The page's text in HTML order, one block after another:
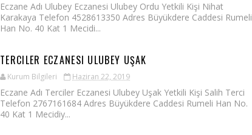
Eczane Adı Ulubey Eczanesi Ulubey Ordu Yetkili Kişi Nihat
Karakaya Telefon 4528613350 Adres Büyükdere Caddesi Rumeli
Han No. 40 Kat 1 Mecidi...
TERCILER ECZANESI ULUBEY UŞAK
Kurum Bilgileri Haziran 22, 2019
Eczane Adı Terciler Eczanesi Ulubey Uşak Yetkili Kişi Salih Terci
Telefon 2767161684 Adres Büyükdere Caddesi Rumeli Han No.
40 Kat 1 Mecidiy...